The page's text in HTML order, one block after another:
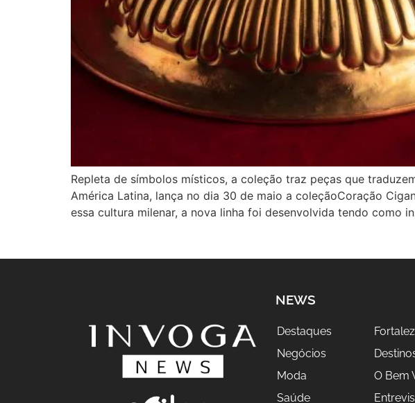
Repleta de símbolos místicos, a coleção traz peças que
América Latina, lança no dia 30 de maio a coleçãoCoração
essa cultura milenar, a nova linha foi desenvolvida tendo como
NEWS
Destaques
Negócios
Moda
Saúde
O Bem